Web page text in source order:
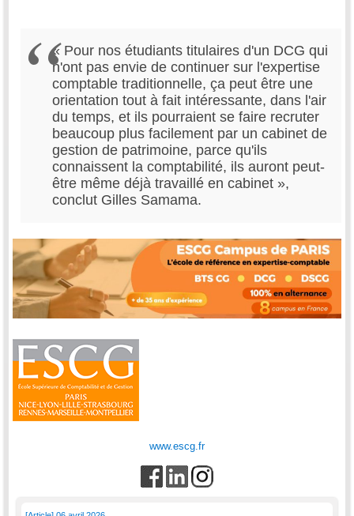
« Pour nos étudiants titulaires d'un DCG qui
n'ont pas envie de continuer sur l'expertise
comptable traditionnelle, ça peut être une
orientation tout à fait intéressante, dans l'air
du temps, et ils pourraient se faire recruter
beaucoup plus facilement par un cabinet de
gestion de patrimoine, parce qu'ils
connaissent la comptabilité, ils auront peut-
être même déjà travaillé en cabinet »,
conclut Gilles Samama.
www.escg.fr